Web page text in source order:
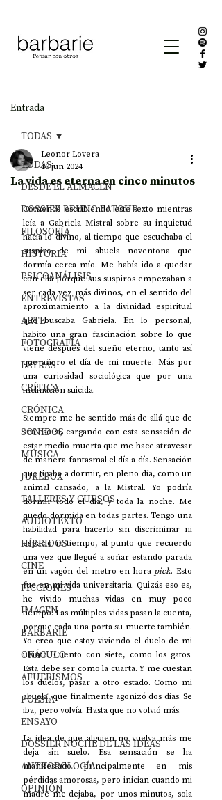
Entrada
TODAS
DESDE EL ALMACÉN
DOSSIER BRUNO LATOUR
FILOSOFÍA
HISTORIA
PSICOANÁLISIS
ENTREVISTAS
ARTE
FOTOGRAFÍA
LETRAS
CRÍTICA
CRÓNICA
SONIDOS
MÚSICA
JUKEBOX
TALLERES Y CURSOS
AUDIOTEXTO
HÍBRIDOS
CINE
FICCIONES
IMAGEN
BARBARIE
ORÁCULO
AFUERISMOS
POESÍA
ENSAYO
DOSSIER NOCHE DE LAS IDEAS
ANTROPOLOGÍA
OPINIÓN
TODAS
La vida es eterna en cinco minutos
Leonor Lovera
10 jun 2024
Comencé escribiendo este texto mientras
leía a Gabriela Mistral sobre su inquietud
hacia lo divino, al tiempo que escuchaba el
suspiro de mi abuela noventona que
dormía cerca mío. Me había ido a quedar
con ella porque sus suspiros empezaban a
ser cada vez más divinos, en el sentido del
aproximamiento a la divinidad espiritual
que buscaba Gabriela. En lo personal,
habito una gran fascinación sobre lo que
viene después del sueño eterno, tanto así
que añoro el día de mi muerte. Más por
una curiosidad sociológica que por una
inclinación suicida.
Siempre me he sentido más de allá que de
acá eso sí, cargando con esta sensación de
estar medio muerta que me hace atravesar
de manera fantasmal el día a día. Sensación
que tiraba a dormir, en pleno día, como un
animal cansado, a la Mistral. Yo podría
dormir todo el día, y toda la noche. Me
quedo dormida en todas partes. Tengo una
habilidad para hacerlo sin discriminar ni
espacio ni tiempo, al punto que recuerdo
una vez que llegué a soñar estando parada
en un vagón del metro en hora pick. Esto
fue en mi vida universitaria. Quizás eso es,
he vivido muchas vidas en muy poco
tiempo. Las múltiples vidas pasan la cuenta,
porque cada una porta su muerte también.
Yo creo que estoy viviendo el duelo de mi
última. Cuento con siete, como los gatos.
Esta debe ser como la cuarta. Y me cuestan
los duelos, pasar a otro estado. Como mi
abuela, que finalmente agonizó dos días. Se
iba, pero volvía. Hasta que no volvió más.
La idea de que alguien no vuelva más me
deja sin suelo. Esa sensación se ha
manifestado principalmente en mis
pérdidas amorosas, pero inician cuando mi
madre me dejaba, por unos minutos, sola